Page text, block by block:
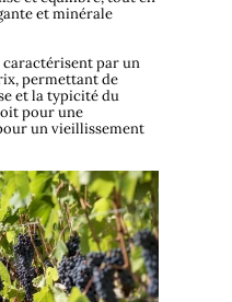
et minérale
caractérisent par un
permettant de
et la typicité du
pour une
un vieillissement